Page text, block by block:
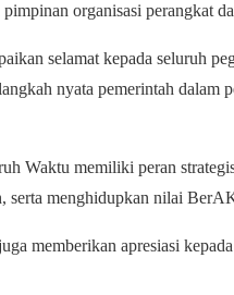
organisasi perangkat
selamat kepada seluruh
nyata pemerintah dalam
Waktu memiliki peran
serta menghidupkan nilai
memberikan apresiasi